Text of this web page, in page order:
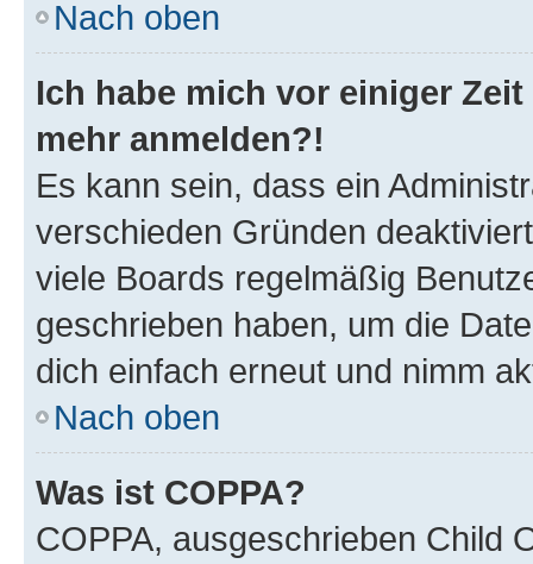
Nach oben
Ich habe mich vor einiger
mehr anmelden?!
Es kann sein, dass ein
verschieden Gründen
viele Boards regelmäßig
geschrieben haben, um die
dich einfach erneut und nimm
Nach oben
Was ist COPPA?
COPPA, ausgeschrieben Child